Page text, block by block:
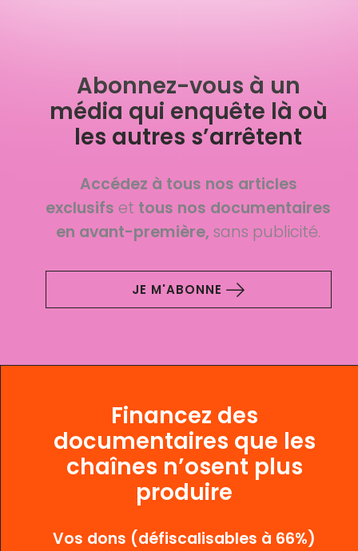
Abonnez-vous à un
média qui enquête là où
les autres s’arrêtent
Accédez à tous nos articles
exclusifs et tous nos documentaires
en avant-première,sans publicité.
JE M'ABONNE
Financez des
documentaires que les
chaînes n’osent plus
produire
Vos dons (défiscalisables à 66%)